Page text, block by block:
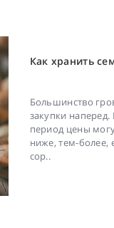
Как хранить
Большинство
закупки
период цены
ниже, тем-
сор..